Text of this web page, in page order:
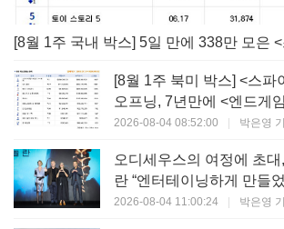
[8월 1주 북미 박스] <스파
오프닝, 7년만에 <엔드게
2026-08-04 08:52:00 | 박은영
오디세우스의 여정에 초
란 “엔터테이닝하게 만들
2026-08-04 11:00:24 | 박은영